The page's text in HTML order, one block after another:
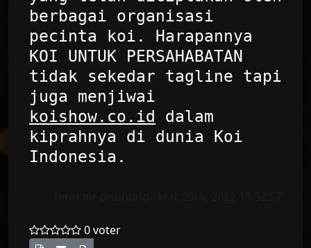
berbagai organisasi
pecinta koi. Harapannya
KOI UNTUK PERSAHABATAN
tidak sekedar tagline tapi
juga menjiwai
koishow.co.id dalam
kiprahnya di dunia Koi
Indonesia.
0 voter